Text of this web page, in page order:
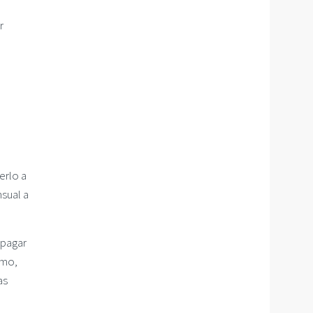
a
a